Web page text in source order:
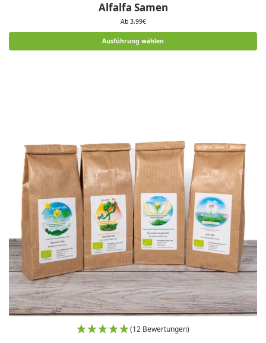
Alfalfa Samen
Ab 3,99€
Ausführung wählen
(12 Bewertungen)